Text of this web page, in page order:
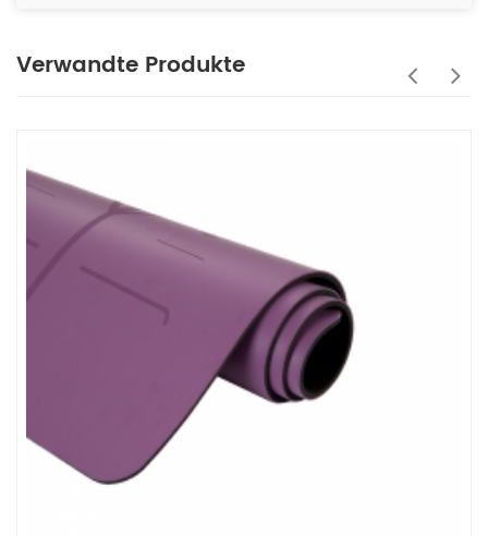
Verwandte Produkte